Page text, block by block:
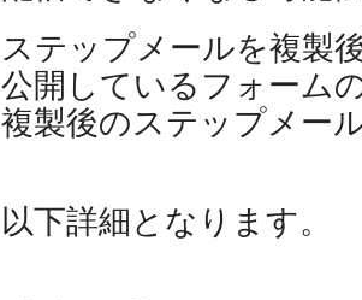
ステップメールを複製
公開しているフォーム
複製後のステップメー
以下詳細となります。